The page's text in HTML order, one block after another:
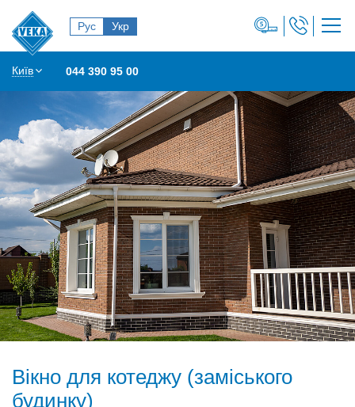
Рус Укр
Київ 044 390 95 00
Вікно для котеджу (заміського
будинку)